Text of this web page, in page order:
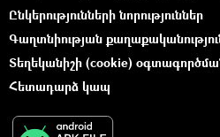
Ընկերությունների նորություններ
Գաղտնիության
Տեղեկանիշի (cookie)
Հետադարձ կապ